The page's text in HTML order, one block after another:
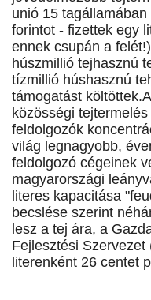
unió 15
forintot - fizettek egy
ennek csupán a
húszmillió tejhasznú
tízmillió húshasznú
támogatást
közösségi
feldolgozók
világ legnagyobb,
feldolgozó cégeinek
magyarországi
literes kapacitása
becslése szerint
lesz a tej ára, a
Fejlesztési
literenként 26 centet